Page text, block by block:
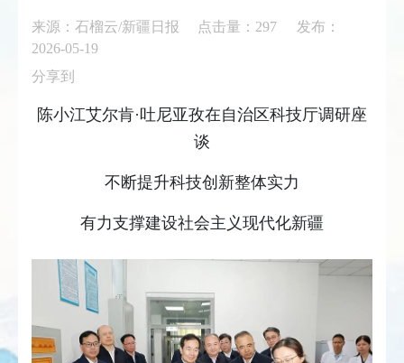
来源：石榴云/新疆日报 点击量： 297
发布：
2026-05-19
分享到
陈小江艾尔肯·吐尼亚孜在自治区科技厅调研座
谈
不断提升科技创新整体实力
有力支撑建设社会主义现代化新疆